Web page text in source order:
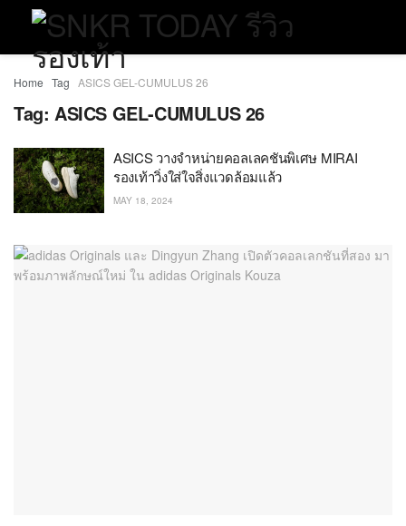
Home Tag ASICS GEL-CUMULUS 26
Tag: ASICS GEL-CUMULUS 26
ASICS วางจำหน่ายคอลเลคชันพิเศษ MIRAI
รองเท้าวิ่งใส่ใจสิ่งแวดล้อมแล้ว
MAY 18, 2024